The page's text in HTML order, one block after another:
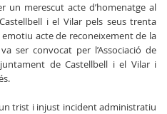
un merescut acte d’homenatge al
i el Vilar pels seus trenta
acte de reconeixement de la
ser convocat per l’Associació de
de Castellbell i el Vilar i
trist i injust incident administratiu